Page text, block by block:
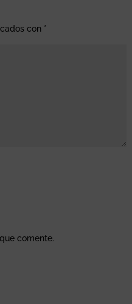
con *
comente.